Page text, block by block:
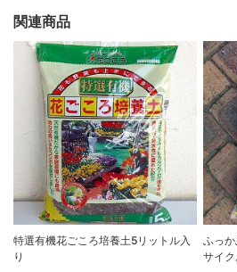
関連商品
特選有機花ごころ培養土5リットル入
り
ふっ
サイ